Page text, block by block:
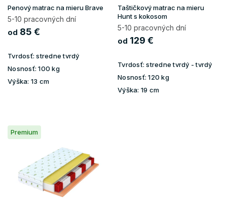
u
k
t
v
Penový matrac na mieru Brave
5-10 pracovných dní
od 85 €
Tvrdosť: stredne tvrdý
Nosnosť: 100 kg
Výška: 13 cm
Taštičkový matrac na mieru
Hunt s kokosom
5-10 pracovných dní
od 129 €
Tvrdosť: stredne tvrdý - tvrdý
Nosnosť: 120 kg
Výška: 19 cm
Premium